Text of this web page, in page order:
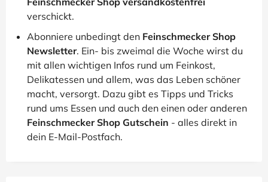
verschickt.
Abonniere unbedingt den Feinschmecker Shop
Newsletter. Ein- bis zweimal die Woche wirst du
mit allen wichtigen Infos rund um Feinkost,
Delikatessen und allem, was das Leben schöner
macht, versorgt. Dazu gibt es Tipps und Tricks
rund ums Essen und auch den einen oder anderen
Feinschmecker Shop Gutschein - alles direkt in
dein E-Mail-Postfach.